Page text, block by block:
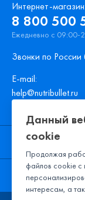
ПОДДЕРЖКА
Сервисные
Обмен и возврат
КОМПАНИЯ
Интернет-магазин:
8 800 500
Ежедневно с
Звонки по России
E-mail:
help@nutribullet.ru
Данный
cookie
Продолжая
файлов cookie с
интересам, а